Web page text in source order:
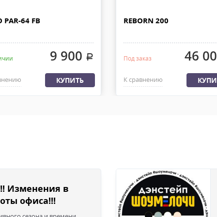
весом не более 30 кг и
дней с момента 100%
PAR-64 FB
9 900 .
КУПИТЬ
REBORN 200
Под заказ 46
К сравнению
Изменения в
офиса!!!